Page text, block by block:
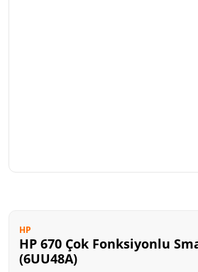
HP
HP 670 Çok Fonksiyonlu
(6UU48A)